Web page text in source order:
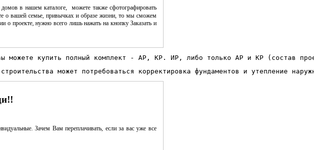
в нашем каталоге, можете также сфотографировать
о вашей семье, привычках и образе жизни, то мы сможем
о проекте, нужно всего лишь нажать на кнопку Заказать и
можете купить полный комплект - АР, КР. ИР, либо только АР и КР (состав
может потребоваться корректировка фундаментов и утепление
Зачем Вам переплачивать, если за вас уже все